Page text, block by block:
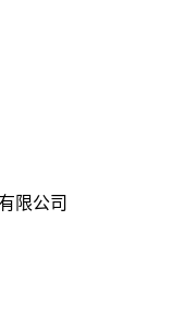
限公司